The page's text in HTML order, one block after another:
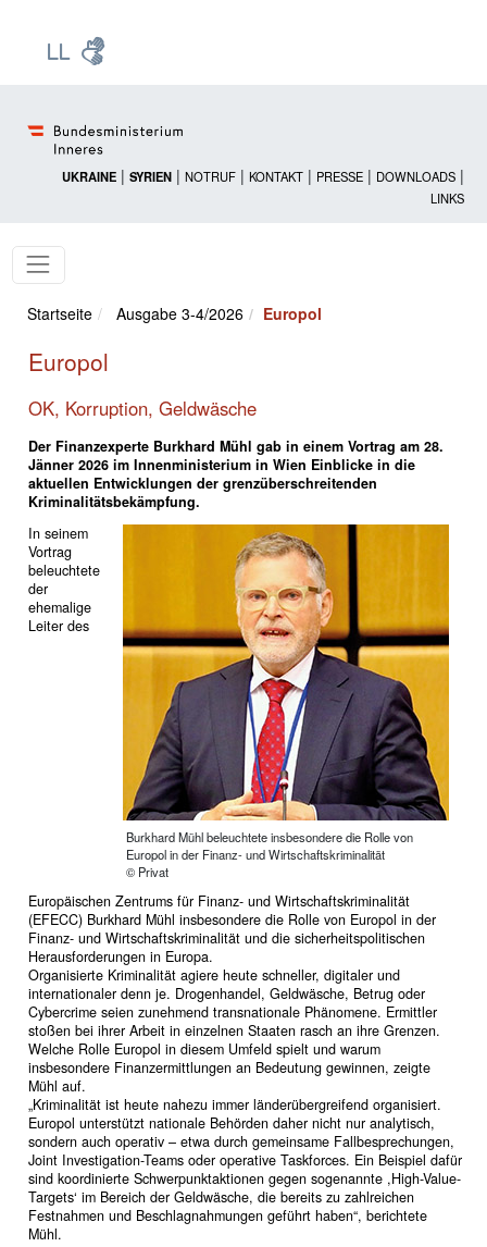
UKRAINE | SYRIEN | NOTRUF | KONTAKT | PRESSE | DOWNLOADS |
LINKS
Startseite Ausgabe 3-4/2026 Europol
Europol
OK, Korruption, Geldwäsche
Der Finanzexperte Burkhard Mühl gab in einem Vortrag am 28.
Jänner 2026 im Innenministerium in Wien Einblicke in die
aktuellen Entwicklungen der grenzüberschreitenden
Kriminalitätsbekämpfung.
Burkhard Mühl beleuchtete insbesondere die Rolle von
Europol in der Finanz- und Wirtschaftskriminalität
© Privat
In seinem
Vortrag
beleuchtete
der
ehemalige
Leiter des
Europäischen Zentrums für Finanz- und Wirtschaftskriminalität
(EFECC) Burkhard Mühl insbesondere die Rolle von Europol in der
Finanz- und Wirtschaftskriminalität und die sicherheitspolitischen
Herausforderungen in Europa.
Organisierte Kriminalität agiere heute schneller, digitaler und
internationaler denn je. Drogenhandel, Geldwäsche, Betrug oder
Cybercrime seien zunehmend transnationale Phänomene. Ermittler
stoßen bei ihrer Arbeit in einzelnen Staaten rasch an ihre Grenzen.
Welche Rolle Europol in diesem Umfeld spielt und warum
insbesondere Finanzermittlungen an Bedeutung gewinnen, zeigte
Mühl auf.
„Kriminalität ist heute nahezu immer länderübergreifend organisiert.
Europol unterstützt nationale Behörden daher nicht nur analytisch,
sondern auch operativ – etwa durch gemeinsame Fallbesprechungen,
Joint Investigation-Teams oder operative Taskforces. Ein Beispiel dafür
sind koordinierte Schwerpunktaktionen gegen sogenannte ,High-Value-
Targets‘ im Bereich der Geldwäsche, die bereits zu zahlreichen
Festnahmen und Beschlagnahmungen geführt haben“, berichtete
Mühl.